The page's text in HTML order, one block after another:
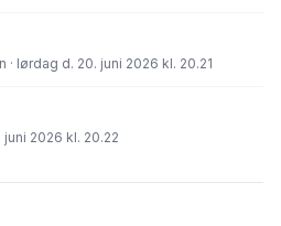
lørdag d. 20. juni 2026 kl. 20.21
juni 2026 kl. 20.22